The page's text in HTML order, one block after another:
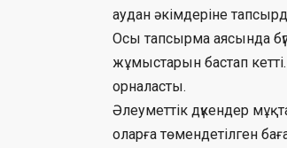
аудан әкімдеріне
Осы тапсырма аясында
жұмыстарын бастап
орналасты.
Әлеуметтік дүкендер
оларға төмендетілген